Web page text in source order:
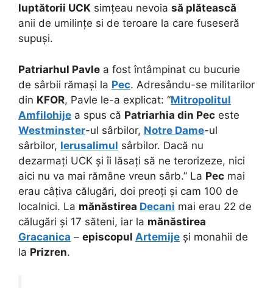
luptătorii UCK simțeau nevoia să plătească
anii de umilințe si de teroare la care fuseseră
supuși.
Patriarhul Pavle a fost întâmpinat cu bucurie
de sârbii rămași la Pec. Adresându-se militarilor
din KFOR, Pavle le-a explicat: “Mitropolitul
Amfilohije a spus că Patriarhia din Pec este
Westminster-ul sârbilor, Notre Dame-ul
sârbilor, Ierusalimul sârbilor. Dacă nu
dezarmați UCK și îi lăsați să ne terorizeze, nici
aici nu va mai rămâne vreun sârb.” La Pec mai
erau câțiva călugări, doi preoți și cam 100 de
localnici. La mănăstirea Decani mai erau 22 de
călugări și 17 săteni, iar la mănăstirea
Gracanica – episcopul Artemije și monahii de
la Prizren.